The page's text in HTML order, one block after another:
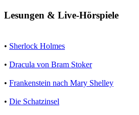
Lesungen & Live-Hörspiele
• Sherlock Holmes
• Dracula von Bram Stoker
• Frankenstein nach Mary Shelley
• Die Schatzinsel